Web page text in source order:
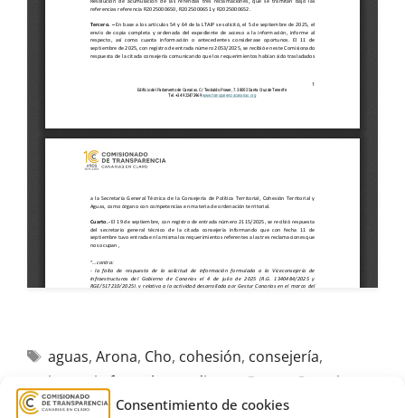
Consentimiento de cookies
aguas, Arona, Cho, cohesión, consejería,
estimatoria formal
expediente Gestur Canarias
Gobierno de Canarias,polígono,Política Territorial